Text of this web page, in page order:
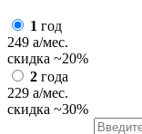
1 год
249 a/мес.
скидка ~20%
2 года
229 a/мес.
скидка ~30%